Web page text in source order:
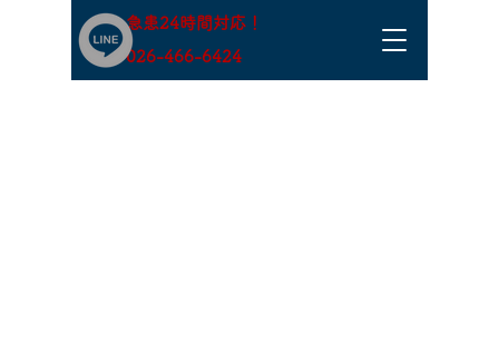
急患24時間対応！
​026-466-6424